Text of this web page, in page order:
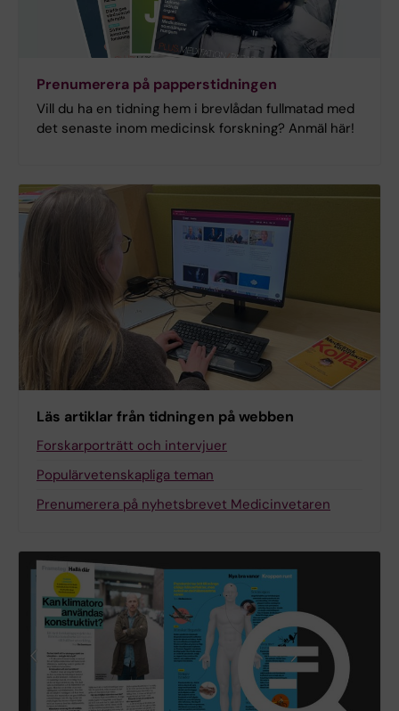
Prenumerera på papperstidningen
Vill du ha en tidning hem i brevlådan fullmatad med
det senaste inom medicinsk forskning? Anmäl här!
Läs artiklar från tidningen på webben
Forskarporträtt och intervjuer
Populärvetenskapliga teman
Prenumerera på nyhetsbrevet Medicinvetaren